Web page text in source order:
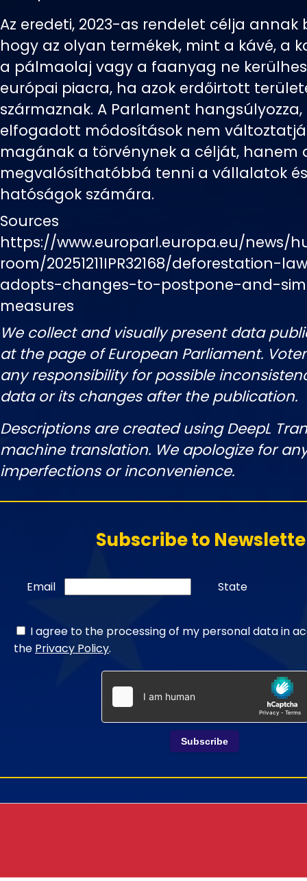
Az eredeti, 2023-as rendelet célja annak
hogy az olyan termékek, mint a kávé, a
a pálmaolaj vagy a faanyag ne
európai piacra, ha azok erdőirtott
származnak. A Parlament
elfogadott módosítások nem
magának a törvénynek a célját, hanem
megvalósíthatóbbá tenni a vállalatok
hatóságok számára.
Sources
https://www.europarl.europa.eu/news/
room/20251211IPR32168/deforestation-
adopts-changes-to-postpone-and-
measures
We collect and visually present data
at the page of European Parliament.
any responsibility for possible
data or its changes after the publication.
Descriptions are created using DeepL
machine translation. We apologize for
imperfections or inconvenience.
Subscribe to
Email State
I agree to the processing of my personal data in
the Privacy Policy.
Subscribe